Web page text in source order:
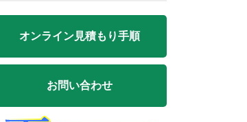
オンライン見積もり手順
お問い合わせ